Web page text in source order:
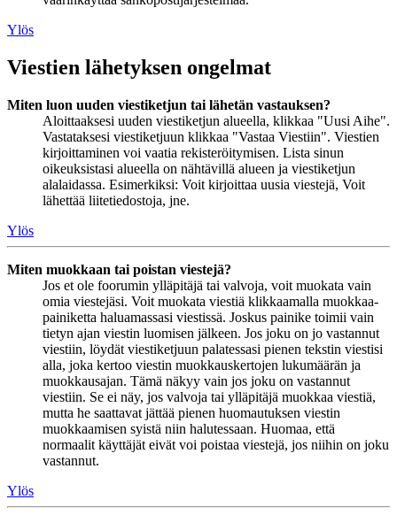
Ylös
Viestien lähetyksen ongelmat
Miten luon uuden viestiketjun tai lähetän vastauksen?
Aloittaaksesi uuden viestiketjun alueella, klikkaa "Uusi Aihe".
Vastataksesi viestiketjuun klikkaa "Vastaa Viestiin". Viestien
kirjoittaminen voi vaatia rekisteröitymisen. Lista sinun
oikeuksistasi alueella on nähtävillä alueen ja viestiketjun
alalaidassa. Esimerkiksi: Voit kirjoittaa uusia viestejä, Voit
lähettää liitetiedostoja, jne.
Ylös
Miten muokkaan tai poistan viestejä?
Jos et ole foorumin ylläpitäjä tai valvoja, voit muokata vain
omia viestejäsi. Voit muokata viestiä klikkaamalla muokkaa-
painiketta haluamassasi viestissä. Joskus painike toimii vain
tietyn ajan viestin luomisen jälkeen. Jos joku on jo vastannut
viestiin, löydät viestiketjuun palatessasi pienen tekstin viestisi
alla, joka kertoo viestin muokkauskertojen lukumäärän ja
muokkausajan. Tämä näkyy vain jos joku on vastannut
viestiin. Se ei näy, jos valvoja tai ylläpitäjä muokkaa viestiä,
mutta he saattavat jättää pienen huomautuksen viestin
muokkaamisen syistä niin halutessaan. Huomaa, että
normaalit käyttäjät eivät voi poistaa viestejä, jos niihin on joku
vastannut.
Ylös